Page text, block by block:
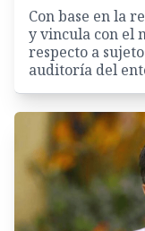
Con base en la
y vincula con el
respecto a
auditoría del